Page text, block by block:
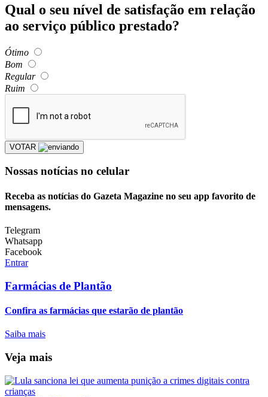
Qual o seu nível de satisfação em relação
ao serviço público prestado?
Ótimo
Bom
Regular
Ruim
VOTAR
Nossas notícias no celular
Receba as notícias do Gazeta Magazine no seu app favorito de
mensagens.
Telegram
Whatsapp
Facebook
Entrar
Farmácias de Plantão
Confira as farmácias que estarão de plantão
Saiba mais
Veja mais